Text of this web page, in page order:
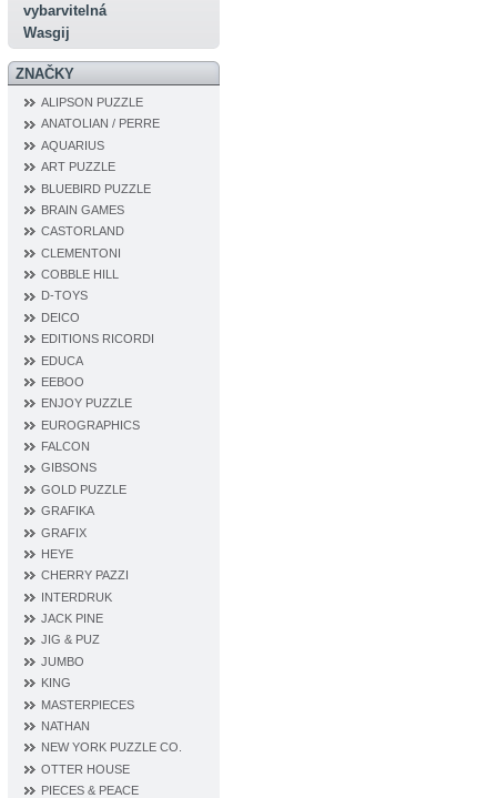
vybarvitelná
Wasgij
ZNAČKY
ALIPSON PUZZLE
ANATOLIAN / PERRE
AQUARIUS
ART PUZZLE
BLUEBIRD PUZZLE
BRAIN GAMES
CASTORLAND
CLEMENTONI
COBBLE HILL
D‐TOYS
DEICO
EDITIONS RICORDI
EDUCA
EEBOO
ENJOY PUZZLE
EUROGRAPHICS
FALCON
GIBSONS
GOLD PUZZLE
GRAFIKA
GRAFIX
HEYE
CHERRY PAZZI
INTERDRUK
JACK PINE
JIG & PUZ
JUMBO
KING
MASTERPIECES
NATHAN
NEW YORK PUZZLE CO.
OTTER HOUSE
PIECES & PEACE